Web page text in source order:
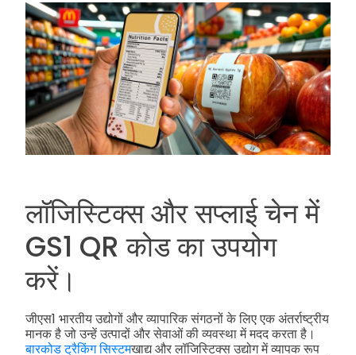
लॉजिस्टिक्स और सप्लाई चेन में
GS1 QR कोड का उपयोग
करें।
जीएस1 भारतीय उद्योगों और व्यापारिक संगठनों के लिए एक अंतर्राष्ट्रीय
मानक है जो उन्हें उत्पादों और सेवाओं की व्यवस्था में मदद करता है।
बारकोड ट्रैकिंग सिस्टमखाद्य और लॉजिस्टिक्स उद्योग में व्यापक रूप